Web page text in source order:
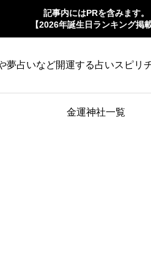
記事内にはPRを含みます。
【2026年誕生日ランキング掲載
夢占いなど開運する占いスピリ
金運神社一覧